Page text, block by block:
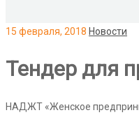
15 февраля, 2018 Новости
Тендер для
НАДЖТ «Женское